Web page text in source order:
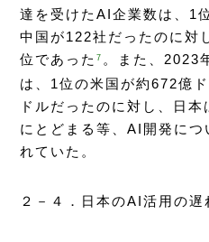
達を受けたAI企業数は、1
中国が122社だったのに対
位であった7 。また、2023
は、1位の米国が約672億
ドルだったのに対し、日
にとどまる等、AI開発につ
れていた。
２－４．日本のAI活用の遅